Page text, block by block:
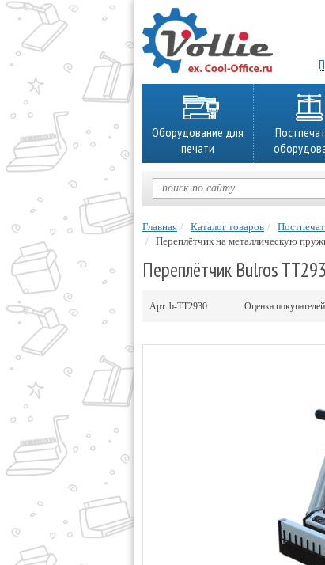
Оборудование для
печати
Главная Каталог товаров
Переплётчик на металлическую
Переплётчик Bulros
Арт. b-TT2930 Оценка покупателей